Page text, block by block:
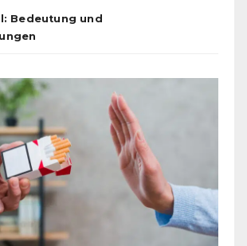
Bedeutung und